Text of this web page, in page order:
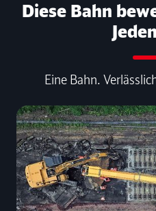
Diese Bahn
Eine Bahn.